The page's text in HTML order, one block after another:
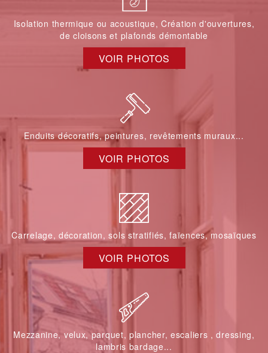
Isolation thermique ou acoustique, Création d'ouvertures,
de cloisons et plafonds démontable
VOIR PHOTOS
Enduits décoratifs, peintures, revêtements muraux...
VOIR PHOTOS
Carrelage, décoration, sols stratifiés, faïences, mosaïques
VOIR PHOTOS
Mezzanine, velux, parquet, plancher, escaliers , dressing,
lambris bardage...